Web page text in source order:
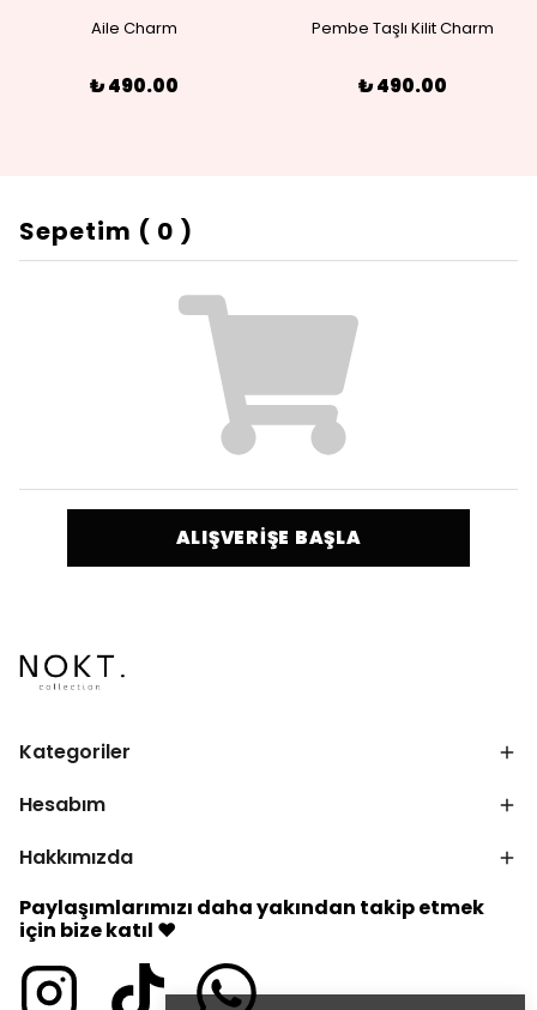
Aile Charm
₺ 490.00
Pembe Taşlı Kilit Charm
₺ 490.00
Sepetim ( 0 )
ALIŞVERİŞE BAŞLA
Kategoriler
Hesabım
Hakkımızda
Paylaşımlarımızı daha yakından takip etmek
için bize katıl ♥